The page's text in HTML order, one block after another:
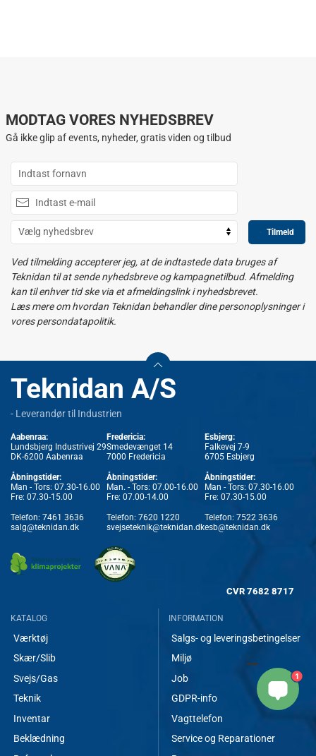
MODTAG VORES NYHEDSBREV
Gå ikke glip af events, nyheder, gratis viden og tilbud
Tilmeld
Ved tilmelding accepterer jeg, at de indtastede data bruges af
Teknidan til at sende nyhedsbreve og kampagnetilbud. Afmelding
kan til enhver tid ske via et afmeldingslink i nyhedsbrevet.
Læs mere om hvordan Teknidan behandler dine personoplysninger i
vores persondatapolitik.
Teknidan A/S
- Leverandør til Industrien
Aabenraa:
Lundsbjerg Industrivej 29
DK-6200 Aabenraa
Åbningstider:
Man - Tors: 07.30-16.00
Fre: 07.30-15.00
Telefon: 7461 3636
salg@teknidan.dk
Fredericia:
Smedevænget 14
7000 Fredericia
Åbningstider:
Man. - Tors: 07.00-16.00
Fre: 07.00-14.00
Telefon: 7620 1220
svejseteknik@teknidan.dk
Esbjerg:
Falkevej 7-9
6705 Esbjerg
Åbningstider:
Man - Tors: 07.30-16.00
Fre: 07.30-15.00
Telefon: 7522 3636
esb@teknidan.dk
CVR 7682 8717
KATALOG
Værktøj
Skær/Slib
Svejs/Gas
Teknik
Inventar
Beklædning
INFORMATION
Salgs- og leveringsbetingelser
Miljø
Job
GDPR-info
Vagttelefon
Service og Reparationer
1